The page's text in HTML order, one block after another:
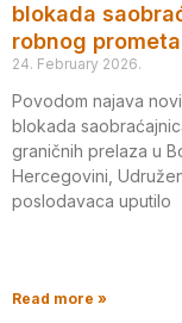
blokada
robnog
24. February 2026.
Povodom najava
blokada
graničnih prelaza u
Hercegovini,
poslodavaca uputilo
Read more »